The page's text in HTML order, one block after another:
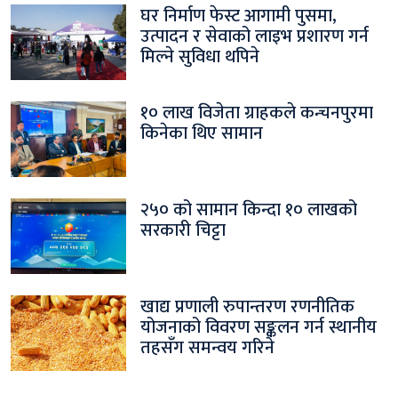
घर निर्माण फेस्ट आगामी पुसमा,
उत्पादन र सेवाको लाइभ प्रशारण गर्न
मिल्ने सुविधा थपिने
१० लाख विजेता ग्राहकले कन्चनपुरमा
किनेका थिए सामान
२५० को सामान किन्दा १० लाखको
सरकारी चिट्टा
खाद्य प्रणाली रुपान्तरण रणनीतिक
योजनाको विवरण सङ्कलन गर्न स्थानीय
तहसँग समन्वय गरिने